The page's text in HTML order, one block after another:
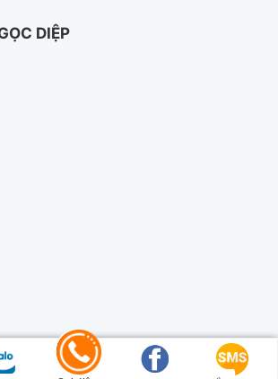
DIỆP
2026 ©Camera Ngọc Diệp